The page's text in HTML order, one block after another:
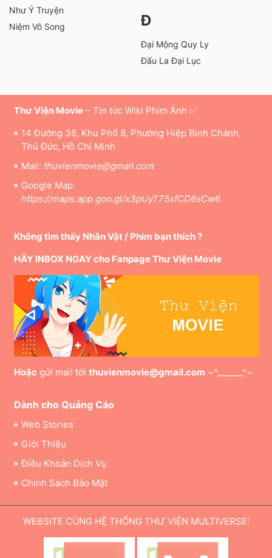
Như Ý Truyện
Niệm Vô Song
Đ
Đại Mộng Quy Ly
Đấu La Đại Lục
Thư Viện Movie– Tin tức Wiki Phim Ảnh ✅
14 Đường 38, Khu Phố 8, Phường Hiệp Bình Chánh,
Thủ Đức, Hồ Chí Minh
Mail: thuvienmovie@gmail.com
Google Map:
https://maps.app.goo.gl/x3pUyT75xfCD6sCw6
Không tìm thấy Nhân Vật / Phim bạn thích ?
HÃY INBOX NGAY cho Fanpage Thư Viện Movie
Hoặc gửi mail tới thuvienmovie@gmail.com ~^______^~
Dành cho Quảng Cáo
Web Stories
Giới Thiệu
Điều Khoản Dịch Vụ
Chinh Sách Bảo Mật
WEBSITE CÙNG HỆ THỐNG THƯ VIỆN MULTIVERSE: